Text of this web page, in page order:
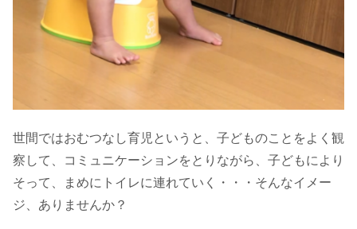
世間ではおむつなし育児というと、子どものことをよく観
察して、コミュニケーションをとりながら、子どもにより
そって、まめにトイレに連れていく・・・そんなイメー
ジ、ありませんか？